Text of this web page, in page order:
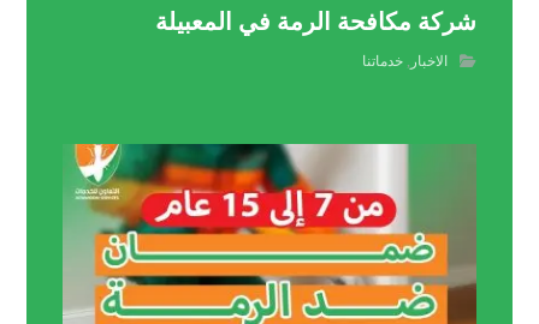
شركة مكافحة الرمة في المعبيلة
الاخبار ,خدماتنا